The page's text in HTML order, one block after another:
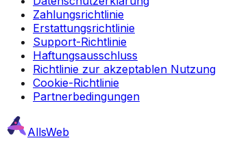
Zahlungsrichtlinie
Erstattungsrichtlinie
Support-Richtlinie
Haftungsausschluss
Richtlinie zur akzeptablen Nutzung
Cookie-Richtlinie
Partnerbedingungen
AllsWeb